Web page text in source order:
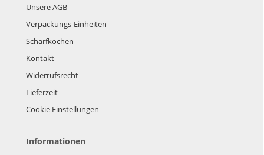
Unsere AGB
Verpackungs-Einheiten
Scharfkochen
Kontakt
Widerrufsrecht
Lieferzeit
Cookie Einstellungen
Informationen